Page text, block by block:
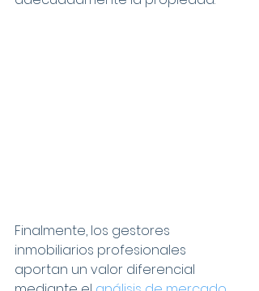
Finalmente, los gestores
inmobiliarios profesionales
aportan un valor diferencial